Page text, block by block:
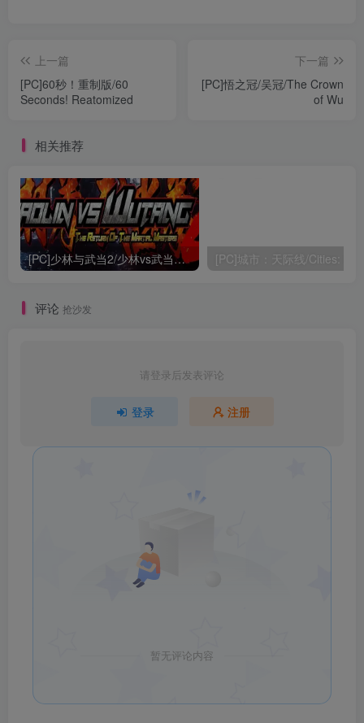
上一篇
[PC]60秒！重制版/60
Seconds! Reatomized
下一篇
[PC]悟之冠/吴冠/The Crown
of Wu
相关推荐
[PC]少林与武当2/少林vs武当2/Shaolin vs Wutang 2
评论 抢沙发
请登录后发表评论
登录 注册
暂无评论内容